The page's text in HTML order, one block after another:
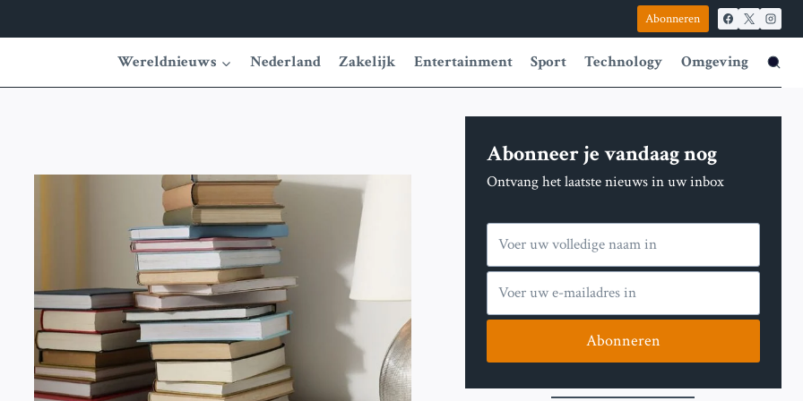
Abonneren
Wereldnieuws Nederland Zakelijk Entertainment Sport Technology Omgeving
Abonneer je vandaag nog
Ontvang het laatste nieuws in uw inbox
Abonneren